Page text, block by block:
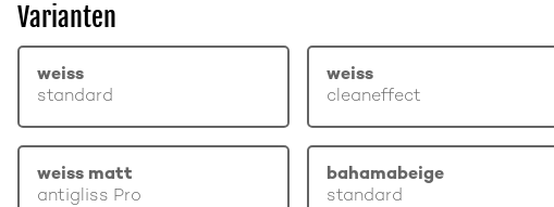
Varianten
weiss
standard
weiss
cleaneffect
weiss matt
antigliss Pro
bahamabeige
standard